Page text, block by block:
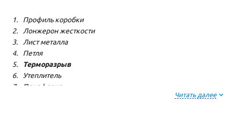
Профиль коробки
Лонжерон жесткости
Лист металла
Петля
Терморазрыв
Утеплитель
Пенофлекс
Читать далее